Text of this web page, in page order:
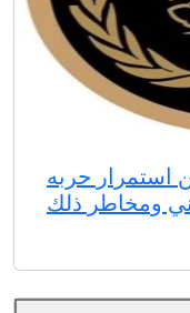
استمرار حربه
ومخاطر ذلك